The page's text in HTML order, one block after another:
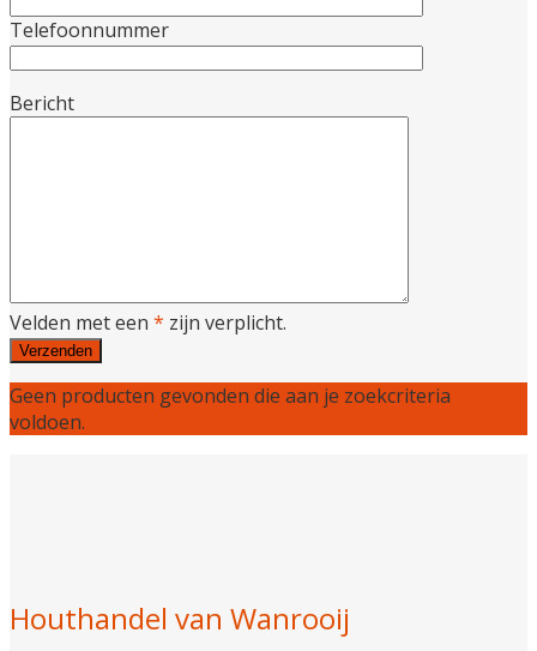
Telefoonnummer
Bericht
Velden met een * zijn verplicht.
Geen producten gevonden die aan je zoekcriteria
voldoen.
Houthandel van Wanrooij